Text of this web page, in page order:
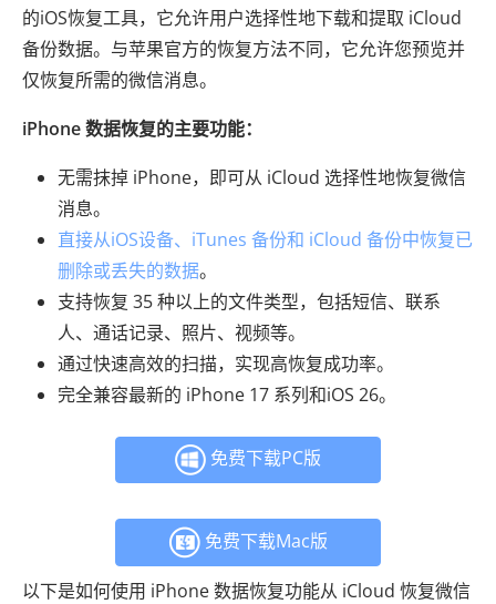
的iOS恢复工具，它允许用户选择性地下载和提取 iCloud
备份数据。与苹果官方的恢复方法不同，它允许您预览并
仅恢复所需的微信消息。
iPhone 数据恢复的主要功能：
无需抹掉 iPhone，即可从 iCloud 选择性地恢复微信
消息。
直接从iOS设备、iTunes 备份和 iCloud 备份中恢复已
删除或丢失的数据。
支持恢复 35 种以上的文件类型，包括短信、联系
人、通话记录、照片、视频等。
通过快速高效的扫描，实现高恢复成功率。
完全兼容最新的 iPhone 17 系列和iOS 26。
免费下载PC版
免费下载Mac版
以下是如何使用 iPhone 数据恢复功能从 iCloud 恢复微信